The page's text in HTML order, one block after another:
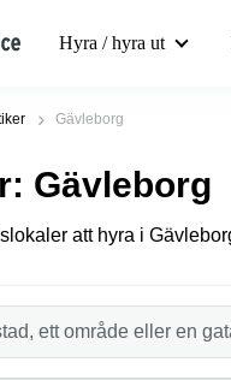
Hyra / hyra ut
Gävleborg
: Gävleborg
att hyra i